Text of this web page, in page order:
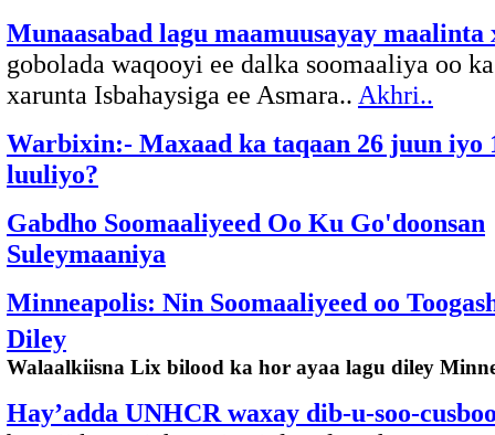
Munaasabad lagu maamuusayay
gobolada waqooyi ee dalka soomaaliya oo
xarunta Isbahaysiga ee Asmara.. Akhri..
Warbixin:- Maxaad ka taqaan 26 juun iyo
luuliyo?
Gabdho Soomaaliyeed Oo Ku Go'doonsan
Suleymaaniya
Minneapolis: Nin Soomaaliyeed oo
Diley
Walaalkiisna Lix bilood ka hor ayaa lagu diley
Hay’adda UNHCR waxay dib-u-soo-